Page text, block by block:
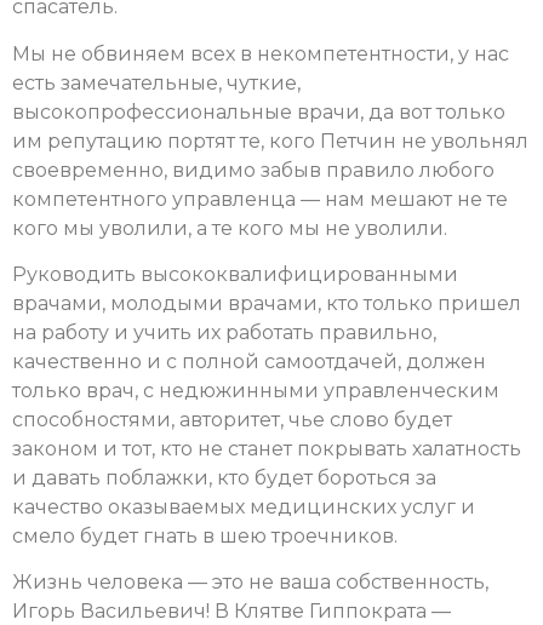
спасатель.
Мы не обвиняем всех в некомпетентности, у нас
есть замечательные, чуткие,
высокопрофессиональные врачи, да вот только
им репутацию портят те, кого Петчин не увольнял
своевременно, видимо забыв правило любого
компетентного управленца — нам мешают не те
кого мы уволили, а те кого мы не уволили.
Руководить высококвалифицированными
врачами, молодыми врачами, кто только пришел
на работу и учить их работать правильно,
качественно и с полной самоотдачей, должен
только врач, с недюжинными управленческим
способностями, авторитет, чье слово будет
законом и тот, кто не станет покрывать халатность
и давать поблажки, кто будет бороться за
качество оказываемых медицинских услуг и
смело будет гнать в шею троечников.
Жизнь человека — это не ваша собственность,
Игорь Васильевич! В Клятве Гиппократа —